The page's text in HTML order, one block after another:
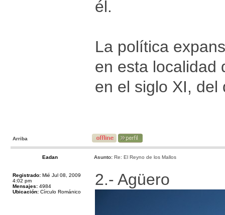
él.
La política
en esta localidad
en el siglo XI, del
Arriba
Eadan Asunto: Re: El Reyno de los Mallos
Registrado: Mié Jul 08, 2009
4:02 pm
Mensajes: 4984
Ubicación: Círculo Románico
2.- Agüero